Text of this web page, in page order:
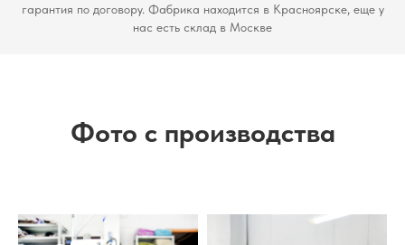
гарантия по договору. Фабрика находится в Красноярске, еще у
нас есть склад в Москве
Фото с производства